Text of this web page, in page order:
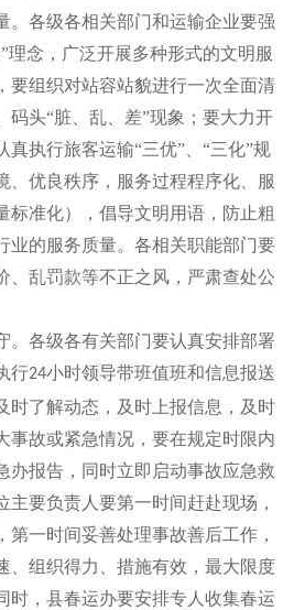
。各级各相关部门和运输企业要强
理念，广泛开展多种形式的文明服
要组织对站容站貌进行一次全面清
码头“脏、乱、差”现象；要大力开
真执行旅客运输“三优”、“三化”规
、优良秩序，服务过程程序化、服
标准化），倡导文明用语，防止粗
业的服务质量。各相关职能部门要
、乱罚款等不正之风，严肃查处公
。各级各有关部门要认真安排部署
行24小时领导带班值班和信息报送
时了解动态，及时上报信息，及时
事故或紧急情况，要在规定时限内
办报告，同时立即启动事故应急救
主要负责人要第一时间赶赴现场，
第一时间妥善处理事故善后工作，
、组织得力、措施有效，最大限度
时，县春运办要安排专人收集春运